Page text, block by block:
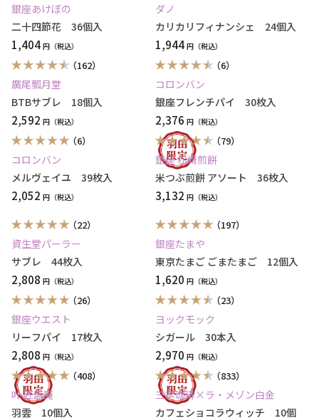
銀座あけぼの
二十四節花 36個入
1,404円
ダノ
カリカリフィナンシェ 24個入
1,944円
（162）
廣尾瓢月堂
BTBサブレ 18個入
2,592 円
（6）
コロンバン
銀座フレンチパイ 30枚入
2,376 円
（6）
コロンバン
メルヴェイユ 39枚入
2,052 円
（79）
銀座 松﨑煎餅
米つぶ煎餅 アソート 36枚入
3,132 円
（22）
資生堂パーラー
サブレ 44枚入
2,808 円
（197）
銀座たまや
東京たまご ごまたまご 12個入
1,620 円
（26）
銀座ウエスト
リーフパイ 17枚入
2,808 円
（23）
ヨックモック
シガール 30本入
2,970 円
（408）
叶 匠壽庵
羽雲 10個入
（833）
三本珈琲×ラ・メゾン白金
カフェショコラウィッチ 10個